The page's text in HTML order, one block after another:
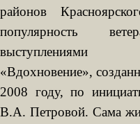
районов
популярность
«Вдохновение»,
2008 году, по
В.А. Петровой. Сама